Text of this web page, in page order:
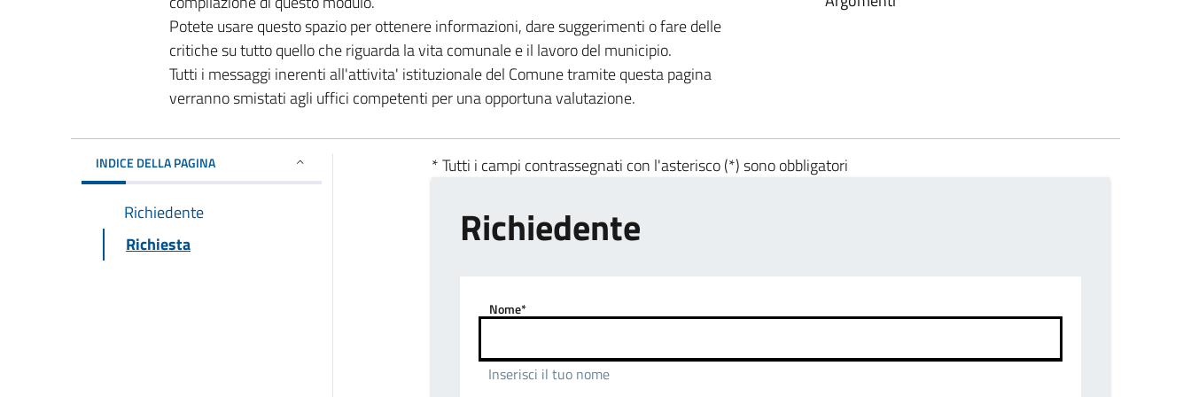
Potete usare questo spazio per ottenere informazioni, dare suggerimenti o fare delle
critiche su tutto quello che riguarda la vita comunale e il lavoro del municipio.
Tutti i messaggi inerenti all'attivita' istituzionale del Comune tramite questa pagina
verranno smistati agli uffici competenti per una opportuna valutazione.
INDICE DELLA PAGINA
Richiedente
Richiesta
* Tutti i campi contrassegnati con l'asterisco (*) sono obbligatori
Richiedente
Nome*
Inserisci il tuo nome